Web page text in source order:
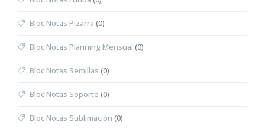
Bloc Notas Pizarra (0)
Bloc Notas Planning Mensual (0)
Bloc Notas Semillas (0)
Bloc Notas Soporte (0)
Bloc Notas Sublimación (0)